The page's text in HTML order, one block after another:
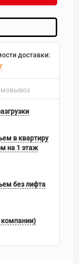
доставки:
в квартиру
на 1 этаж
без лифта
компании)